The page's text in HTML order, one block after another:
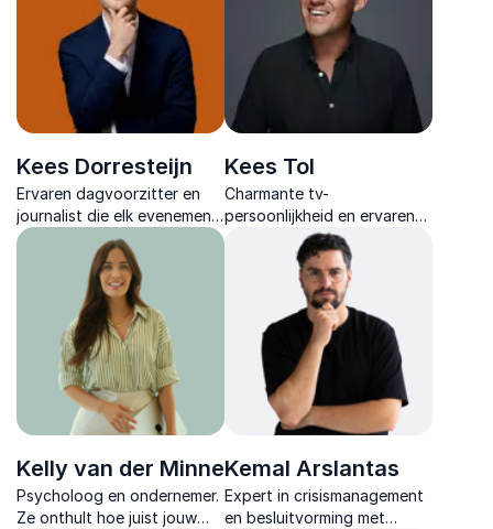
Kees Dorresteijn
Ervaren dagvoorzitter en
journalist die elk evenement
versterkt met scherpe
vragen, creativiteit en een
ontspannen, energieke
Kees Tol
Charmante tv-
persoonlijkheid en ervaren
host. Hij zorgt met humor,
flair en vakmanschap voor
een vlekkeloze presentatie
die mensen verbindt.
Kelly van der Minne
Psycholoog en ondernemer.
Ze onthult hoe juist jouw
Kemal Arslantas
Expert in crisismanagement
en besluitvorming met